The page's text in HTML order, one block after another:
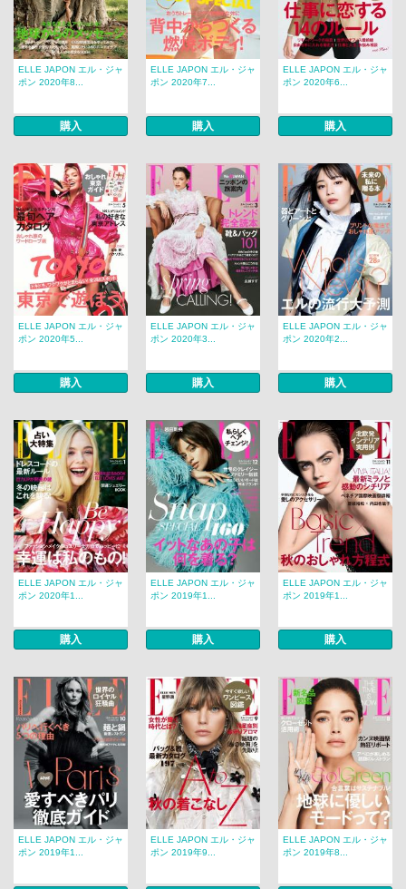
ELLE JAPON エル・ジャ
ポン 2020年8...
購入
ELLE JAPON エル・ジャ
ポン 2020年7...
購入
ELLE JAPON エル・ジャ
ポン 2020年6...
購入
ELLE JAPON エル・ジャ
ポン 2020年5...
購入
ELLE JAPON エル・ジャ
ポン 2020年3...
購入
ELLE JAPON エル・ジャ
ポン 2020年2...
購入
ELLE JAPON エル・ジャ
ポン 2020年1...
購入
ELLE JAPON エル・ジャ
ポン 2019年1...
購入
ELLE JAPON エル・ジャ
ポン 2019年1...
購入
ELLE JAPON エル・ジャ
ポン 2019年1...
ELLE JAPON エル・ジャ
ポン 2019年9...
ELLE JAPON エル・ジャ
ポン 2019年8...